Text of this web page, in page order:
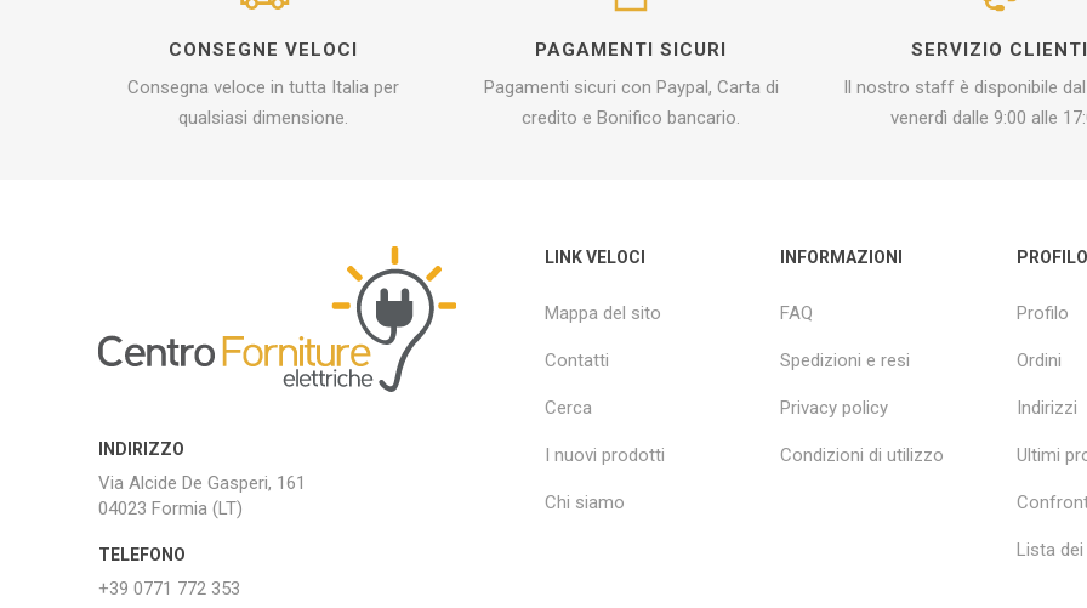
CONSEGNE VELOCI
Consegna veloce in tutta Italia per
qualsiasi dimensione.
PAGAMENTI SICURI
Pagamenti sicuri con Paypal, Carta di
credito e Bonifico bancario.
SERVIZIO CLIENTI
Il nostro staff è disponibile
venerdì dalle 9:00 alle
INDIRIZZO
Via Alcide De Gasperi, 161
04023 Formia (LT)
TELEFONO
+39 0771 772 353
LINK VELOCI
Mappa del sito
Contatti
Cerca
I nuovi prodotti
Chi siamo
INFORMAZIONI
FAQ
Spedizioni e resi
Privacy policy
Condizioni di utilizzo
PROFILO
Profilo
Ordini
Indirizzi
Ultimi
Lista